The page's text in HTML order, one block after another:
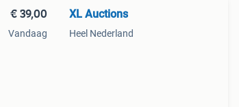
€ 39,00
Vandaag
XL Auctions
Heel Nederland